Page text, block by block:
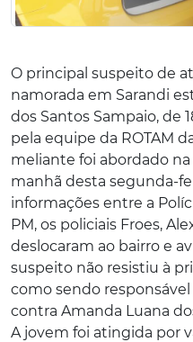
O principal suspeito de
namorada em Sarandi
dos Santos Sampaio, de
pela equipe da ROTAM
meliante foi abordado
manhã desta segunda-
informações entre a
PM, os policiais Froes,
deslocaram ao bairro e
suspeito não resistiu à
como sendo
contra Amanda Luana
A jovem foi atingida por